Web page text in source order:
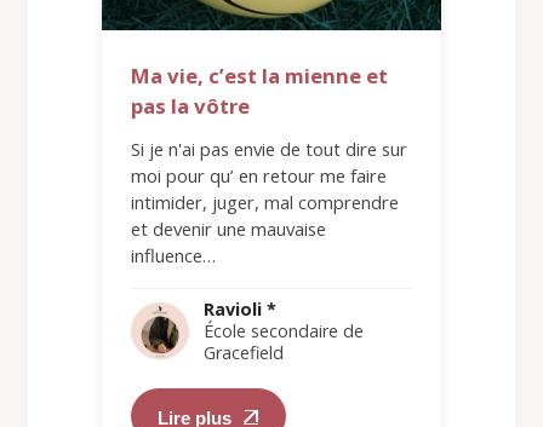
Ma vie, c’est la mienne et
pas la vôtre
Si je n'ai pas envie de tout dire sur
moi pour qu’ en retour me faire
intimider, juger, mal comprendre
et devenir une mauvaise
influence…
Ravioli *
École secondaire de
Gracefield
Lire plus